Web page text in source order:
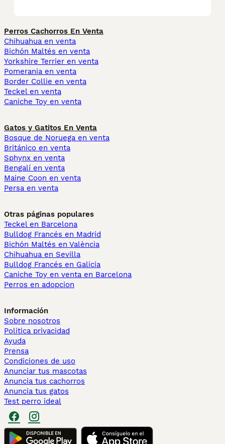
Perros Cachorros En Venta
Chihuahua en venta
Bichón Maltés en venta
Yorkshire Terrier en venta
Pomerania en venta
Border Collie en venta
Teckel en venta
Caniche Toy en venta
Gatos y Gatitos En Venta
Bosque de Noruega en venta
Británico en venta
Sphynx en venta
Bengalí en venta
Maine Coon en venta
Persa en venta
Otras páginas populares
Teckel en Barcelona
Bulldog Francés en Madrid
Bichón Maltés en València
Chihuahua en Sevilla
Bulldog Francés en Galicia
Caniche Toy en venta en Barcelona
Perros en adopcion
Información
Sobre nosotros
Politica privacidad
Ayuda
Prensa
Condiciones de uso
Anunciar tus mascotas
Anuncia tus cachorros
Anuncia tus gatos
Test perro ideal